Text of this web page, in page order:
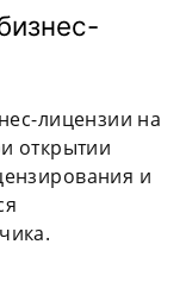
лицензии на
открытии
и